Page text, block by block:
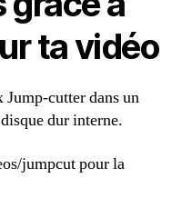
ta vidéo
cutter dans un
dur interne.
jumpcut pour la